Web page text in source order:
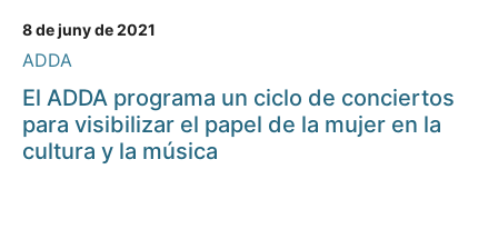
8 de juny de 2021
ADDA
El ADDA programa un ciclo de conciertos
para visibilizar el papel de la mujer en la
cultura y la música